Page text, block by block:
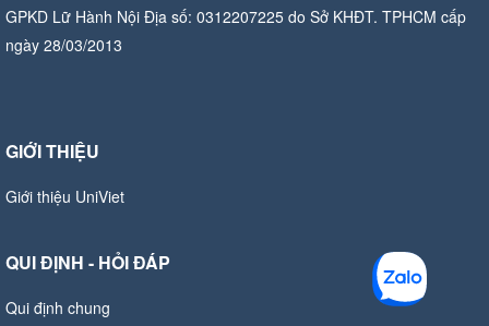
GPKD Lữ Hành Nội Địa số: 0312207225 do Sở KHĐT. TPHCM cấp
ngày 28/03/2013
GIỚI THIỆU
Giới thiệu UniViet
QUI ĐỊNH - HỎI ĐÁP
Qui định chung